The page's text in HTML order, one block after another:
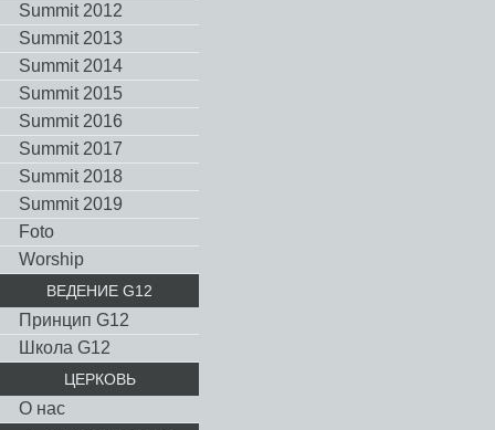
Summit 2012
Summit 2013
Summit 2014
Summit 2015
Summit 2016
Summit 2017
Summit 2018
Summit 2019
Foto
Worship
ВЕДЕНИЕ G12
Принцип G12
Школа G12
ЦЕРКОВЬ
О нас